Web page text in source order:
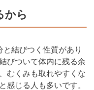
から
結びつく性質があり
びついて体内に残る余
むくみも取れやすくな
感じる人も多いです。